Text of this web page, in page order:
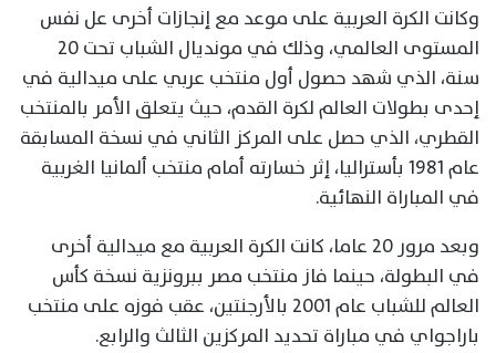
وكانت الكرة العربية على موعد مع إنجازات أخرى عل نفس
المستوى العالمي، وذلك في مونديال الشباب تحت 20
سنة، الذي شهد حصول أول منتخب عربي على ميدالية في
إحدى بطولات العالم لكرة القدم، حيث يتعلق الأمر بالمنتخب
القطري، الذي حصل على المركز الثاني في نسخة المسابقة
عام 1981 بأستراليا، إثر خسارته أمام منتخب ألمانيا الغربية
في المباراة النهائية.
وبعد مرور 20 عاما، كانت الكرة العربية مع ميدالية أخرى
في البطولة، حينما فاز منتخب مصر ببرونزية نسخة كأس
العالم للشباب عام 2001 بالأرجنتين، عقب فوزه على منتخب
باراجواي في مباراة تحديد المركزين الثالث والرابع.